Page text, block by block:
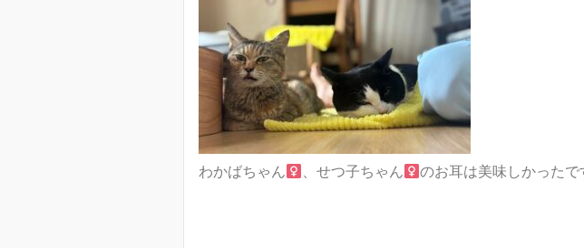
わかばちゃん 、せつ子ちゃん のお耳は美味しかったで